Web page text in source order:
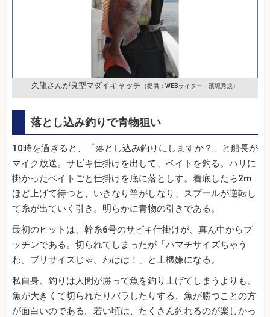
久龍さんが良型マダイキャッチ （提供：WEBライター・濱堀秀規）
落とし込み釣りで青物狙い
10時を過ぎると、「落とし込み釣りにしますか？」と船長が
マイク放送。サビキ仕掛けを出して、ベイトを釣る。ハリに
掛かったベイトごと仕掛けを底に落としす。着底したら2m
ほど上げて待つと、いきなり竿がしなり、スプールが逆転し
て糸が出ていく引き。明らかに青物の引きである。
最初のヒットは、幹糸6号のサビキ仕掛けが、真ん中からプ
ッチンである。切られてしまったが「ハマチサイズちゃう
わ。ブリサイズじゃ。わはは！」と上機嫌になる。
私自身、釣りは人間が勝って魚を釣り上げてしまうよりも、
魚が大きくて切られたりバラしたりする、魚が勝つことの方
が面白いのである。若い頃は、たくさん釣れるのが楽しかっ